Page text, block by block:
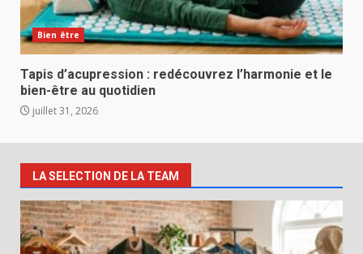
Bien être
Tapis d’acupression : redécouvrez l’harmonie et le
bien-être au quotidien
juillet 31, 2026
LA SELECTION DE LA TEAM